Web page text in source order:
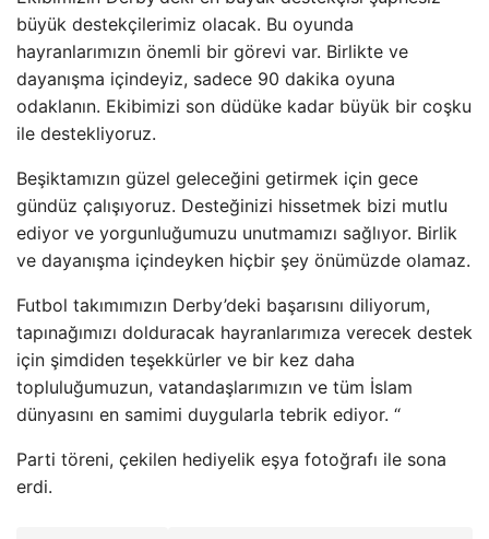
büyük destekçilerimiz olacak. Bu oyunda
hayranlarımızın önemli bir görevi var. Birlikte ve
dayanışma içindeyiz, sadece 90 dakika oyuna
odaklanın. Ekibimizi son düdüke kadar büyük bir coşku
ile destekliyoruz.
Beşiktamızın güzel geleceğini getirmek için gece
gündüz çalışıyoruz. Desteğinizi hissetmek bizi mutlu
ediyor ve yorgunluğumuzu unutmamızı sağlıyor. Birlik
ve dayanışma içindeyken hiçbir şey önümüzde olamaz.
Futbol takımımızın Derby’deki başarısını diliyorum,
tapınağımızı dolduracak hayranlarımıza verecek destek
için şimdiden teşekkürler ve bir kez daha
topluluğumuzun, vatandaşlarımızın ve tüm İslam
dünyasını en samimi duygularla tebrik ediyor. “
Parti töreni, çekilen hediyelik eşya fotoğrafı ile sona
erdi.